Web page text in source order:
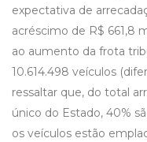
expectativa de
acréscimo de R$ 661,8
ao aumento da frota
10.614.498 veículos
ressaltar que, do total
único do Estado, 40%
os veículos estão